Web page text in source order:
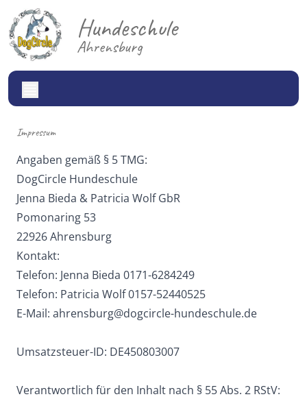
Hundeschule
Ahrensburg
Impressum
Angaben gemäß § 5 TMG:
DogCircle Hundeschule
Jenna Bieda & Patricia Wolf GbR
Pomonaring 53
22926 Ahrensburg
Kontakt:
Telefon: Jenna Bieda 0171-6284249
Telefon: Patricia Wolf 0157-52440525
E-Mail: ahrensburg@dogcircle-hundeschule.de
Umsatzsteuer-ID: DE450803007
Verantwortlich für den Inhalt nach § 55 Abs. 2 RStV: